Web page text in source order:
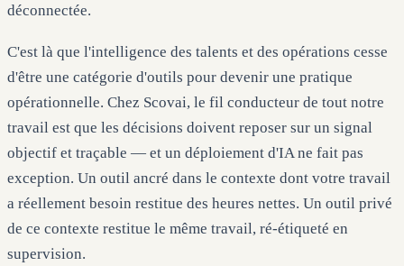
déconnectée.
C'est là que l'intelligence des talents et des opérations cesse
d'être une catégorie d'outils pour devenir une pratique
opérationnelle. Chez Scovai, le fil conducteur de tout notre
travail est que les décisions doivent reposer sur un signal
objectif et traçable — et un déploiement d'IA ne fait pas
exception. Un outil ancré dans le contexte dont votre travail
a réellement besoin restitue des heures nettes. Un outil privé
de ce contexte restitue le même travail, ré-étiqueté en
supervision.